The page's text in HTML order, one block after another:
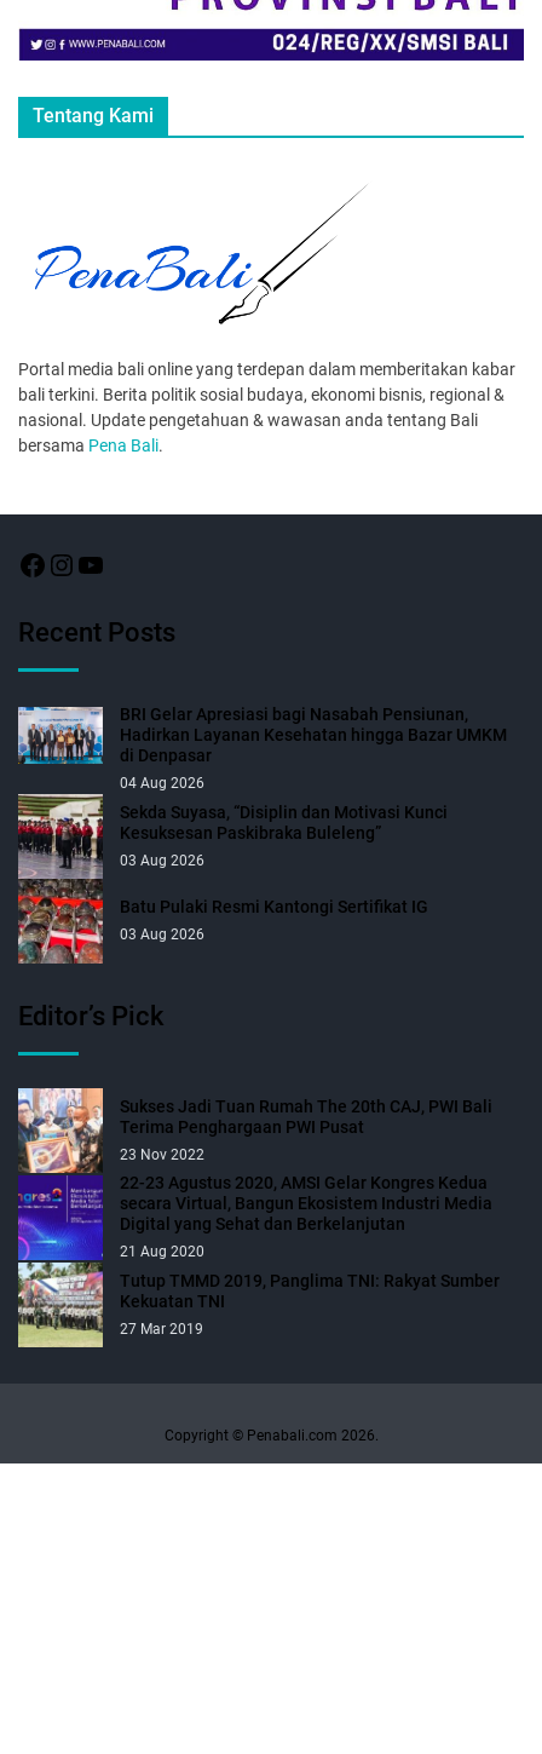
Tentang Kami
Portal media bali online yang terdepan dalam memberitakan kabar
bali terkini. Berita politik sosial budaya, ekonomi bisnis, regional &
nasional. Update pengetahuan & wawasan anda tentang Bali
bersama Pena Bali.
Recent Posts
BRI Gelar Apresiasi bagi Nasabah Pensiunan,
Hadirkan Layanan Kesehatan hingga Bazar UMKM
di Denpasar
04 Aug 2026
Sekda Suyasa, “Disiplin dan Motivasi Kunci
Kesuksesan Paskibraka Buleleng”
03 Aug 2026
Batu Pulaki Resmi Kantongi Sertifikat IG
03 Aug 2026
Editor’s Pick
Sukses Jadi Tuan Rumah The 20th CAJ, PWI Bali
Terima Penghargaan PWI Pusat
23 Nov 2022
22-23 Agustus 2020, AMSI Gelar Kongres Kedua
secara Virtual, Bangun Ekosistem Industri Media
Digital yang Sehat dan Berkelanjutan
21 Aug 2020
Tutup TMMD 2019, Panglima TNI: Rakyat Sumber
Kekuatan TNI
27 Mar 2019
Copyright © Penabali.com 2026.